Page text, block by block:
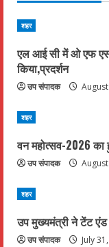
u
e
R
e
a
d
i
n
शहर
एल आई सी में ओ एफ एस
किया,प्रदर्शन
उप संपादक
शहर
वन महोत्सव-2026
उप संपादक
शहर
उप मुख्यमंत्री ने टेंट
उप संपादक July